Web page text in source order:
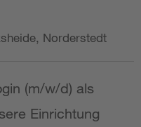
Norderstedt
(m/w/d) als
Einrichtung